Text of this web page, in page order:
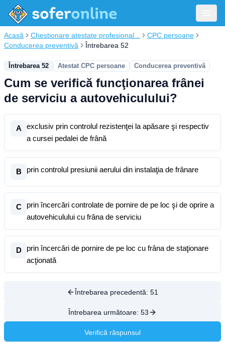
Acasă Chestionare atestate profesional...
CPC persoane
Conducerea preventivă
Întrebarea 52
Întrebarea 52 Atestat CPC persoane Conducerea preventivă
Cum se verifică funcţionarea frânei
de serviciu a autovehiculului?
A
exclusiv prin controlul rezistenţei la apăsare şi respectiv
a cursei pedalei de frână
B prin controlul presiunii aerului din instalaţia de frânare
C
prin încercări controlate de pornire de pe loc şi de oprire a
autovehiculului cu frâna de serviciu
D
prin încercări de pornire de pe loc cu frâna de staţionare
acţionată
Întrebarea precedentă: 51
Întrebarea următoare: 53
Verifică răspunsul